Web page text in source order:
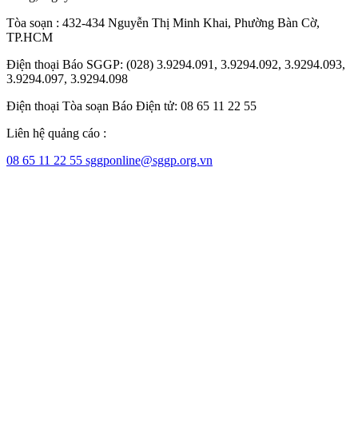
Tòa soạn : 432-434 Nguyễn Thị Minh Khai, Phường Bàn Cờ,
TP.HCM
Điện thoại Báo SGGP: (028) 3.9294.091, 3.9294.092, 3.9294.093,
3.9294.097, 3.9294.098
Điện thoại Tòa soạn Báo Điện tử: 08 65 11 22 55
Liên hệ quảng cáo :
08 65 11 22 55 sggponline@sggp.org.vn